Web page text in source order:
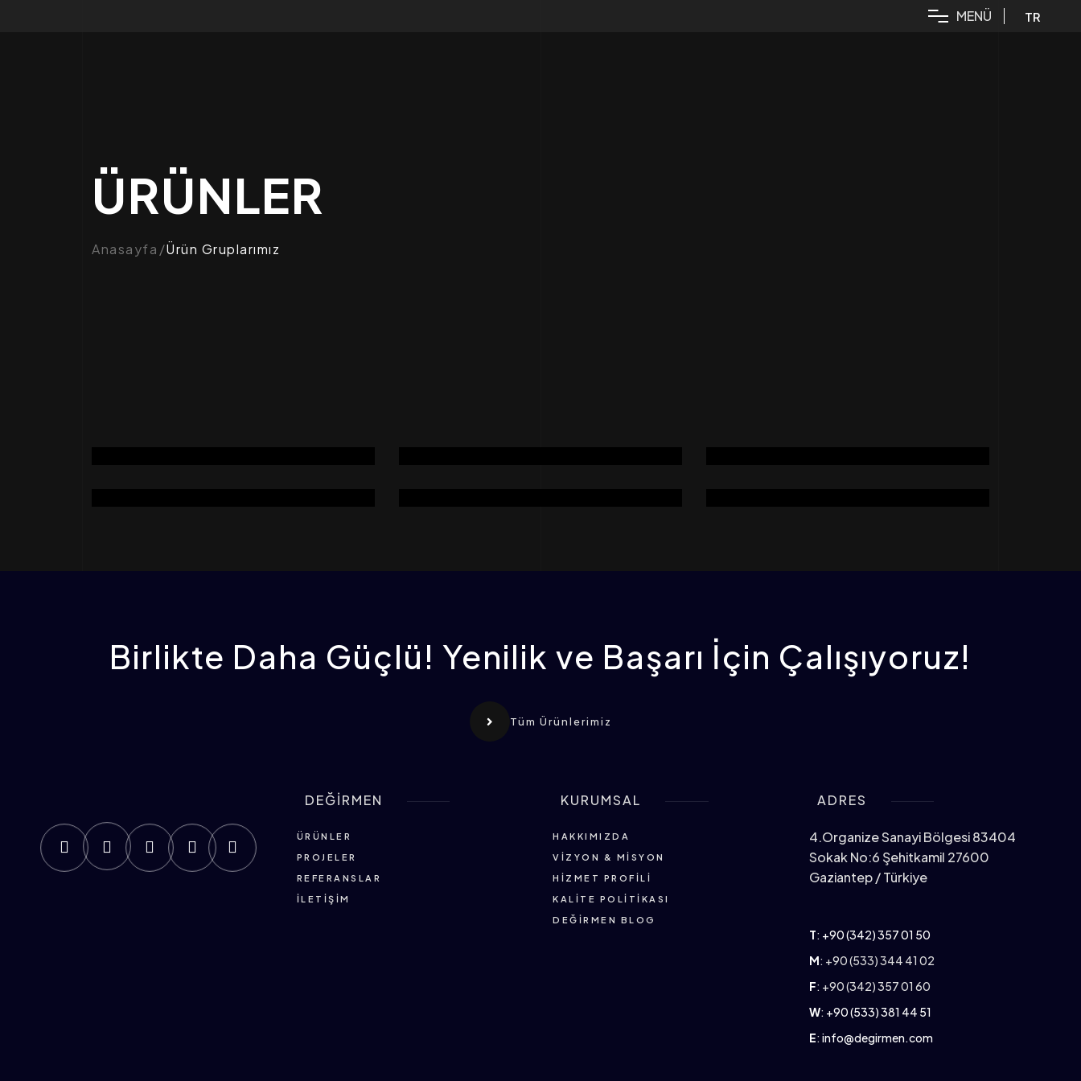
MENÜ TR
ÜRÜNLER
Anasayfa Ürün Gruplarımız
Birlikte Daha Güçlü! Yenilik ve Başarı İçin Çalışıyoruz!
Tüm Ürünlerimiz
DEĞİRMEN
ÜRÜNLER
PROJELER
REFERANSLAR
İLETIŞIM
KURUMSAL
HAKKIMIZDA
VIZYON & MISYON
HIZMET PROFILI
KALITE POLITIKASI
DEĞIRMEN BLOG
ADRES
4.Organize Sanayi Bölgesi 83404
Sokak No:6 Şehitkamil 27600
Gaziantep / Türkiye
T: +90 (342) 357 01 50
M: +90 (533) 344 41 02
F: +90 (342) 357 01 60
W: +90 (533) 381 44 51
E: info@degirmen.com